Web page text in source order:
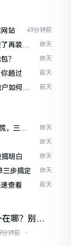
站 49分钟前
再装钱
昨天
？ 昨天
趟过 前天
如何避
前天
，三步
昨天
昨天
明白 昨天
步搞定 昨天
查看 前天
哪？别乱
分钟前
⋅